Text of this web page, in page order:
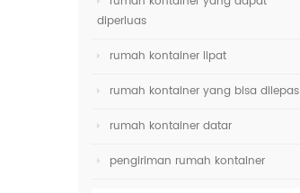
diperluas
rumah kontainer lipat
rumah kontainer yang bisa dilepas
rumah kontainer datar
pengiriman rumah kontainer